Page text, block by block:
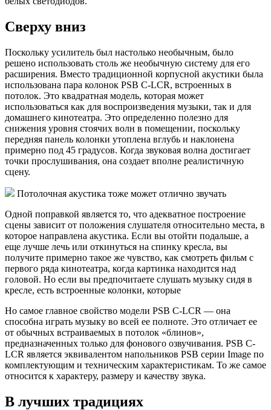
Сверху вниз
Поскольку усилитель был настолько необычным, было
решено использовать столь же необычную систему для его
расширения. Вместо традиционной корпусной акустики была
использована пара колонок PSB C-LCR, встроенных в
потолок. Это квадратная модель, которая может
использоваться как для воспроизведения музыки, так и для
домашнего кинотеатра. Это определенно полезно для
снижения уровня стоячих волн в помещении, поскольку
передняя панель колонки утоплена вглубь и наклонена
примерно под 45 градусов. Когда звуковая волна достигает
точки прослушивания, она создает вполне реалистичную
сцену.
Потолочная акустика тоже может отлично звучать
Одной поправкой является то, что адекватное построение
сцены зависит от положения слушателя относительно места, в
которое направлена акустика. Если вы отойти подальше, а
еще лучше лечь или откинуться на спинку кресла, вы
получите примерно такое же чувство, как смотреть фильм с
первого ряда кинотеатра, когда картинка находится над
головой. Но если вы предпочитаете слушать музыку сидя в
кресле, есть встроенные колонки, которые
Но самое главное свойство модели PSB C-LCR — она
способна играть музыку во всей ее полноте. Это отличает ее
от обычных встраиваемых в потолок «блинов»,
предназначенных только для фонового озвучивания. PSB C-
LCR является эквивалентом напольников PSB серии Image по
комплектующим и техническим характеристикам. То же самое
относится к характеру, размеру и качеству звука.
В лучших традициях